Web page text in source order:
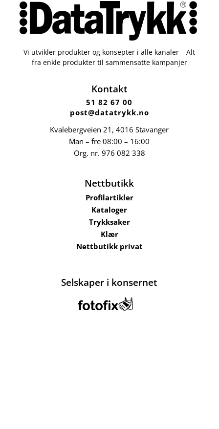
Vi utvikler produkter og konsepter i alle kanaler – Alt
fra enkle produkter til sammensatte kampanjer
Kontakt
51 82 67 00
post@datatrykk.no
Kvalebergveien 21 , 4016 Stavanger
Man – fre 08:00 – 16:00
Org. nr. 976 082 338
Nettbutikk
Profilartikler
Kataloger
Trykksaker
Klær
Nettbutikk privat
Selskaper i konsernet